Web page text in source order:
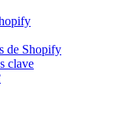
de Shopify
clave